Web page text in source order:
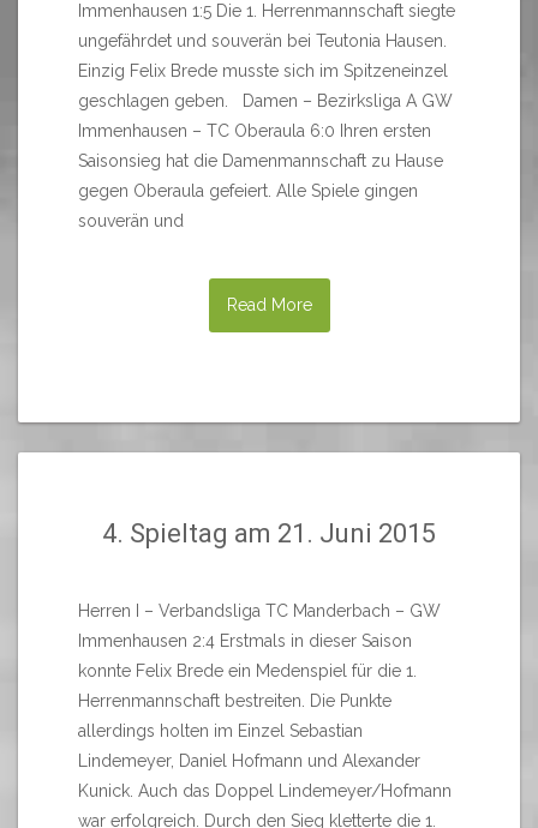
Immenhausen 1:5 Die 1. Herrenmannschaft siegte
ungefährdet und souverän bei Teutonia Hausen.
Einzig Felix Brede musste sich im Spitzeneinzel
geschlagen geben. Damen – Bezirksliga A GW
Immenhausen – TC Oberaula 6:0 Ihren ersten
Saisonsieg hat die Damenmannschaft zu Hause
gegen Oberaula gefeiert. Alle Spiele gingen
souverän und
Read More
4. Spieltag am 21. Juni 2015
Herren I – Verbandsliga TC Manderbach – GW
Immenhausen 2:4 Erstmals in dieser Saison
konnte Felix Brede ein Medenspiel für die 1.
Herrenmannschaft bestreiten. Die Punkte
allerdings holten im Einzel Sebastian
Lindemeyer, Daniel Hofmann und Alexander
Kunick. Auch das Doppel Lindemeyer/Hofmann
war erfolgreich. Durch den Sieg kletterte die 1.